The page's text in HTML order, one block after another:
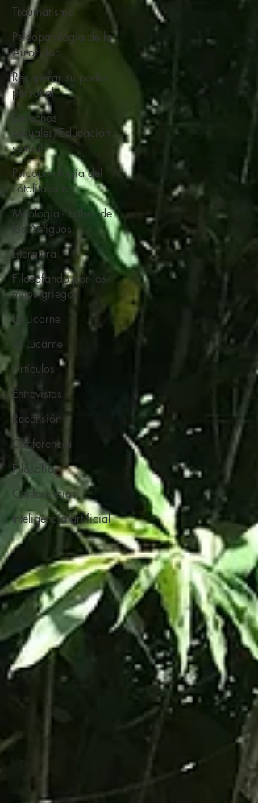
Traumatismo
Psicopatología de la
Autoridad
Recuperar su poder
personal
Derechos
sexuales/Educación
sexual
Psicopatología del
Totalitarismo
Mitología - Saber de
los Antiguos
Literatura
Filosofando por los
mitos griegos
La Licorne
La Lucarne
Artículos
Entrevistas
Recensión
Conferencia
Filosofía
Conferencias
Inteligencia artificial